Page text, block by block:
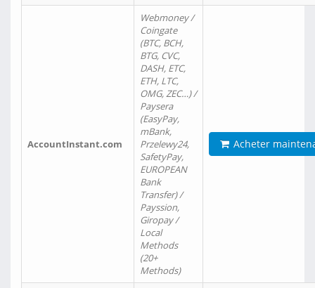
AccountInstant.com
Webmoney /
Coingate
(BTC, BCH,
BTG, CVC,
DASH, ETC,
ETH, LTC,
OMG, ZEC…) /
Paysera
(EasyPay,
mBank,
Przelewy24,
SafetyPay,
EUROPEAN
Bank
Transfer) /
Payssion,
Giropay /
Local
Methods
(20+
Methods)
Acheter